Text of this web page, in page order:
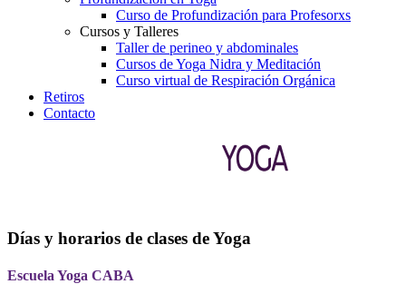
Curso de Profundización para Profesorxs
Cursos y Talleres
Taller de perineo y abdominales
Cursos de Yoga Nidra y Meditación
Curso virtual de Respiración Orgánica
Retiros
Contacto
Días y horarios de clases de Yoga
Escuela Yoga CABA